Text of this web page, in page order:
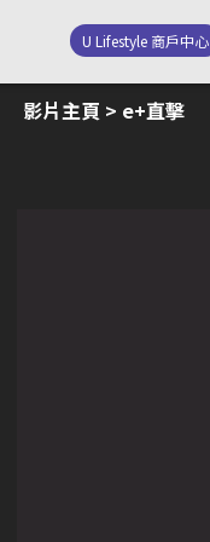
U Lifestyle 商戶中心
影片主頁 > e+直擊